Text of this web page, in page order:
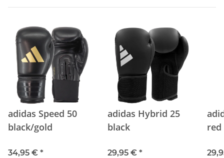
adidas Speed 50
black/gold
34,95 € *
adidas Hybrid 25
black
29,95 € *
red